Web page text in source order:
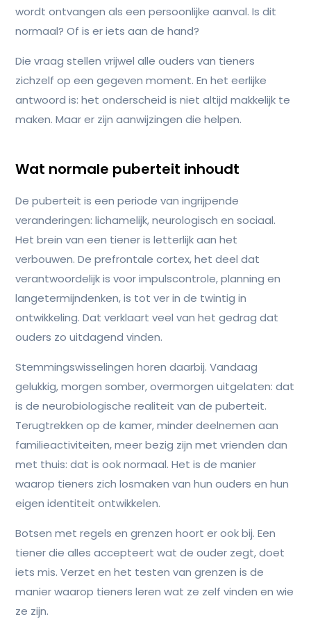
wordt ontvangen als een persoonlijke aanval. Is dit
normaal? Of is er iets aan de hand?
Die vraag stellen vrijwel alle ouders van tieners
zichzelf op een gegeven moment. En het eerlijke
antwoord is: het onderscheid is niet altijd makkelijk te
maken. Maar er zijn aanwijzingen die helpen.
Wat normale puberteit inhoudt
De puberteit is een periode van ingrijpende
veranderingen: lichamelijk, neurologisch en sociaal.
Het brein van een tiener is letterlijk aan het
verbouwen. De prefrontale cortex, het deel dat
verantwoordelijk is voor impulscontrole, planning en
langetermijndenken, is tot ver in de twintig in
ontwikkeling. Dat verklaart veel van het gedrag dat
ouders zo uitdagend vinden.
Stemmingswisselingen horen daarbij. Vandaag
gelukkig, morgen somber, overmorgen uitgelaten: dat
is de neurobiologische realiteit van de puberteit.
Terugtrekken op de kamer, minder deelnemen aan
familieactiviteiten, meer bezig zijn met vrienden dan
met thuis: dat is ook normaal. Het is de manier
waarop tieners zich losmaken van hun ouders en hun
eigen identiteit ontwikkelen.
Botsen met regels en grenzen hoort er ook bij. Een
tiener die alles accepteert wat de ouder zegt, doet
iets mis. Verzet en het testen van grenzen is de
manier waarop tieners leren wat ze zelf vinden en wie
ze zijn.